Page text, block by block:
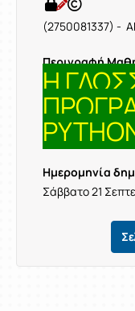
(2750081337) -
Περιγραφή
H
Ημερομηνία
Σάββατο 21